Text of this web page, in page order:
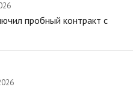
пробный контракт с